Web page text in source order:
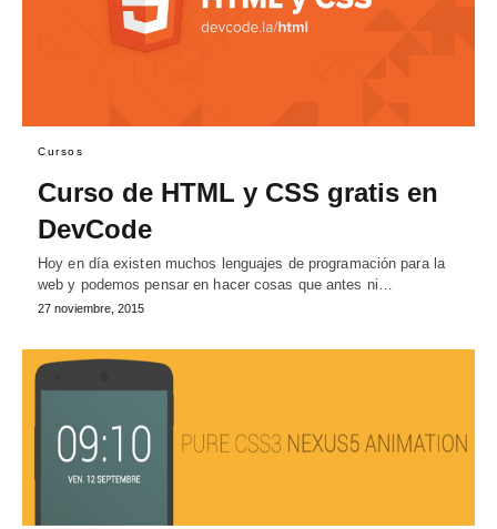
Cursos
Curso de HTML y CSS gratis en
DevCode
Hoy en día existen muchos lenguajes de programación para la
web y podemos pensar en hacer cosas que antes ni…
27 noviembre, 2015